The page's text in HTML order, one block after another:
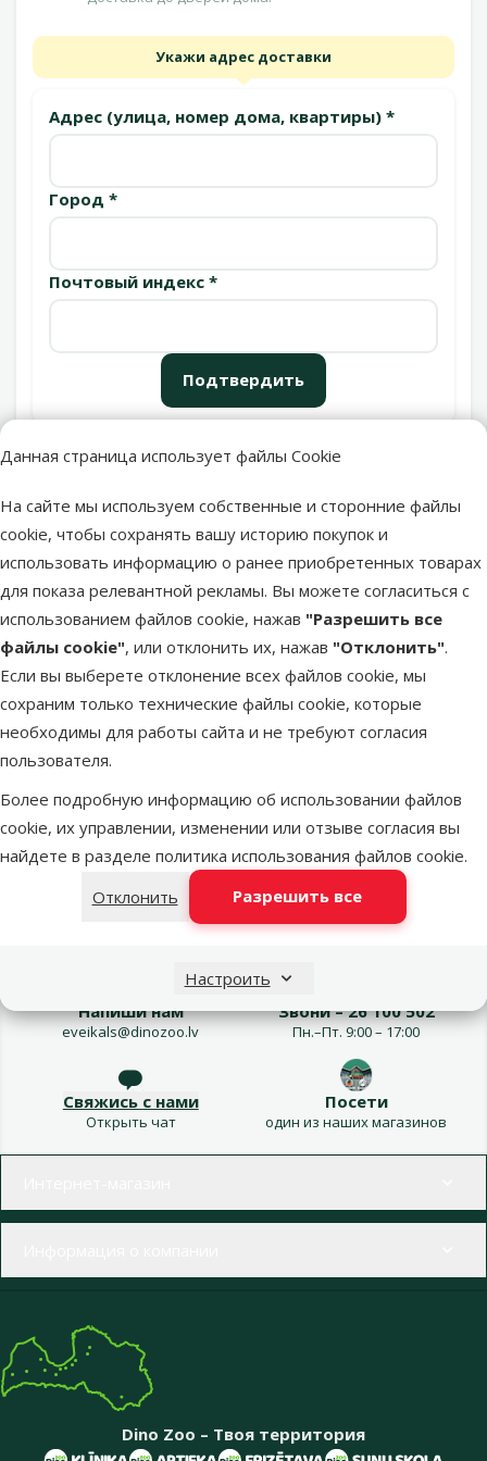
Данная страница использует файлы Cookie
На сайте мы используем собственные и сторонние файлы
cookie, чтобы сохранять вашу историю покупок и
использовать информацию о ранее приобретенных товарах
для показа релевантной рекламы. Вы можете согласиться с
использованием файлов cookie, нажав "Разрешить все
файлы cookie", или отклонить их, нажав "Отклонить".
Если вы выберете отклонение всех файлов cookie, мы
сохраним только технические файлы cookie, которые
необходимы для работы сайта и не требуют согласия
пользователя.
Более подробную информацию об использовании файлов
cookie, их управлении, изменении или отзыве согласия вы
найдете в разделе политика использования файлов cookie.
Отклонить
Разрешить все
Настроить
Укажи адрес доставки
Адрес (улица, номер дома, квартиры) *
Город *
Почтовый индекс *
Подтвердить
LATVIJAS PASTS почтовое отделение
DPD Pickup tīkls недоступен
OMNIVA пакоматы недоступен
Latvijas Pasts пакомат недоступен
Добавить в корзину
Напиши нам
eveikals@dinozoo.lv
Звони – 26 100 502
Пн.–Пт. 9:00 – 17:00
Свяжись с нами
Открыть чат
Посети
один из наших магазинов
Dino Zoo – Твоя территория